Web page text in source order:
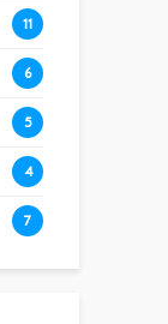
11
6
5
4
7